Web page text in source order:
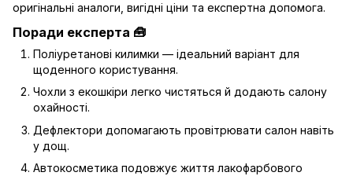
оригінальні аналоги, вигідні ціни та експертна допомога.
Поради експерта 🧰
Поліуретанові килимки — ідеальний варіант для
щоденного користування.
Чохли з екошкіри легко чистяться й додають салону
охайності.
Дефлектори допомагають провітрювати салон навіть
у дощ.
Автокосметика подовжує життя лакофарбового